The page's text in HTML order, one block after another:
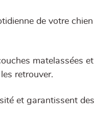
de votre chien
matelassées et
retrouver.
et garantissent des